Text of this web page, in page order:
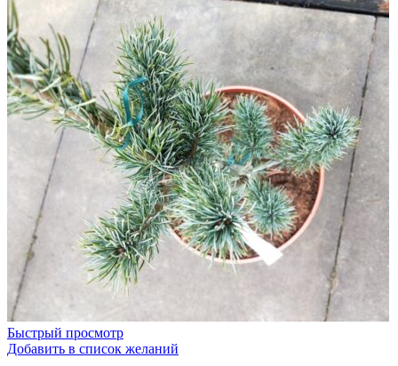
Быстрый просмотр
Добавить в список желаний